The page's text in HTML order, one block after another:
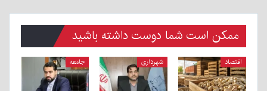
ممکن است شما دوست داشته باشید
اقتصاد شهرداری جامعه